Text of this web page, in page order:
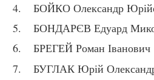
БОЙКО Олександр
БОНДАРЄВ Едуард
БРЕГЕЙ Роман Іванович
БУГЛАК Юрій